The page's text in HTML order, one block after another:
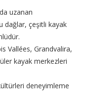
uzanan
dağlar, çeşitli kayak
Vallées, Grandvalira,
kayak merkezleri
deneyimleme